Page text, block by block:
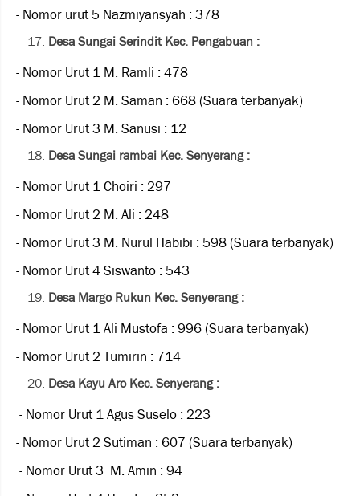
- Nomor urut 5 Nazmiyansyah : 378
Desa Sungai Serindit Kec. Pengabuan :
- Nomor Urut 1 M. Ramli : 478
- Nomor Urut 2 M. Saman : 668 (Suara terbanyak)
- Nomor Urut 3 M. Sanusi : 12
Desa Sungai rambai Kec. Senyerang :
- Nomor Urut 1 Choiri : 297
- Nomor Urut 2 M. Ali : 248
- Nomor Urut 3 M. Nurul Habibi : 598 (Suara terbanyak)
- Nomor Urut 4 Siswanto : 543
Desa Margo Rukun Kec. Senyerang :
- Nomor Urut 1 Ali Mustofa : 996 (Suara terbanyak)
- Nomor Urut 2 Tumirin : 714
Desa Kayu Aro Kec. Senyerang :
- Nomor Urut 1 Agus Suselo : 223
- Nomor Urut 2 Sutiman : 607 (Suara terbanyak)
- Nomor Urut 3 M. Amin : 94